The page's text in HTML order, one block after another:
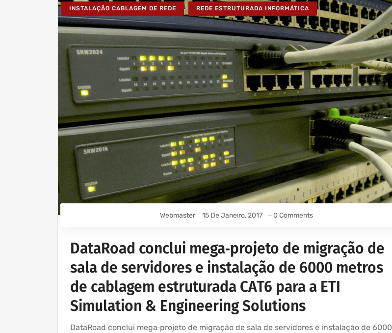
INSTALAÇÃO CABLAGEM DE REDE REDE ESTRUTURADA INFORMÁTICA
Webmaster 15 De Janeiro, 2017 0 Comments
DataRoad conclui mega‑projeto de migração de
sala de servidores e instalação de 6000 metros
de cablagem estruturada CAT6 para a ETI
Simulation & Engineering Solutions
DataRoad conclui mega‑projeto de migração de sala de servidores e instalação de 6000